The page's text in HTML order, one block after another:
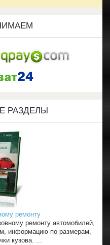
РАЗДЕЛЫ
ремонту
ремонту автомобилей,
информацию по размерам,
кузова. ...